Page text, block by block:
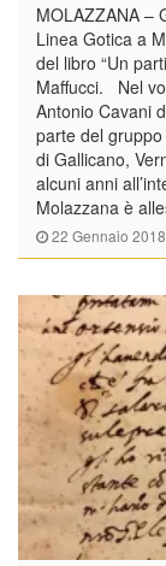
22 Gennaio 2018
MOLAZZANA –
Linea Gotica a
del libro “Un
Maffucci. Nel
Antonio Cavani
parte del
di Gallicano,
alcuni anni
Molazzana è